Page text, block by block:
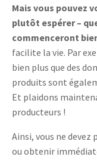
Mais vous pouvez
plutôt espérer –
commenceront
facilite la vie. Par
bien plus que des
produits sont
Et plaidons
producteurs !
Ainsi, vous ne
ou obtenir